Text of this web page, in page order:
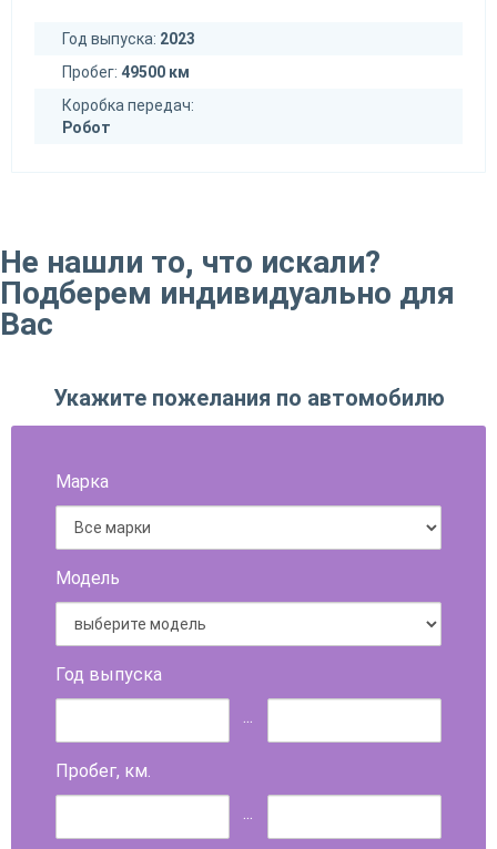
Год выпуска: 2023
Пробег: 49500 км
Коробка передач:
Робот
Не нашли то, что искали?
Подберем индивидуально для
Вас
Укажите пожелания по автомобилю
Марка
Модель
Год выпуска
...
Пробег, км.
...